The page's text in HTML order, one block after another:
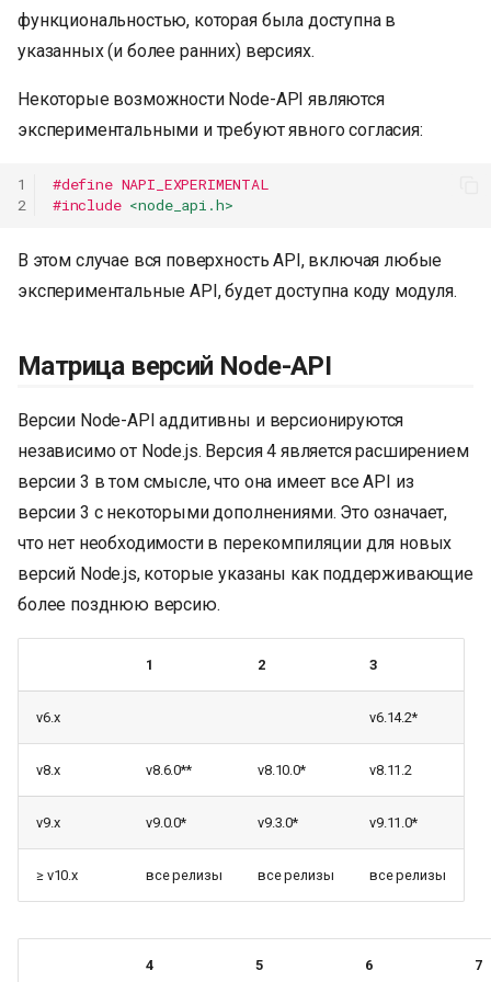
функциональностью, которая была доступна в
указанных (и более ранних) версиях.
Некоторые возможности Node-API являются
экспериментальными и требуют явного согласия:
1
2
#define NAPI_EXPERIMENTAL
#include <node_api.h>
В этом случае вся поверхность API, включая любые
экспериментальные API, будет доступна коду модуля.
Матрица версий Node-API
Версии Node-API аддитивны и версионируются
независимо от Node.js. Версия 4 является расширением
версии 3 в том смысле, что она имеет все API из
версии 3 с некоторыми дополнениями. Это означает,
что нет необходимости в перекомпиляции для новых
версий Node.js, которые указаны как поддерживающие
более позднюю версию.
1 2 3
v6.x v6.14.2*
v8.x v8.6.0** v8.10.0* v8.11.2
v9.x v9.0.0* v9.3.0* v9.11.0*
≥ v10.x все релизы все релизы все релизы
4 5 6 7